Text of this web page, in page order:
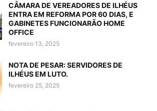
CÂMARA DE VEREADORES DE ILHÉUS
ENTRA EM REFORMA POR 60 DIAS, E
GABINETES FUNCIONARÃO HOME
OFFICE
fevereiro 13, 2025
NOTA DE PESAR: SERVIDORES DE
ILHÉUS EM LUTO.
fevereiro 25, 2025